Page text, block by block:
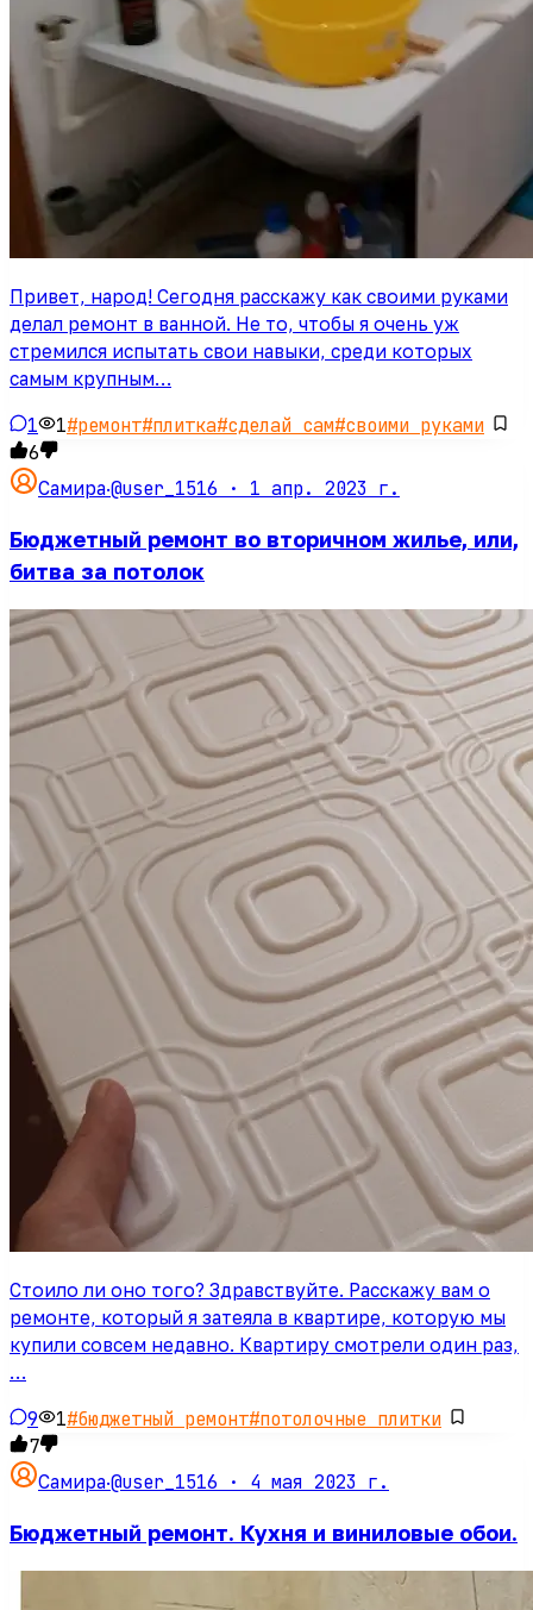
Привет, народ! Сегодня расскажу как своими руками
делал ремонт в ванной. Не то, чтобы я очень уж
стремился испытать свои навыки, среди которых
самым крупным…
1 1#ремонт#плитка#сделай сам#своими руками
6
Самира·@user_1516 · 1 апр. 2023 г.
Бюджетный ремонт во вторичном жилье, или,
битва за потолок
Стоило ли оно того? Здравствуйте. Расскажу вам о
ремонте, который я затеяла в квартире, которую мы
купили совсем недавно. Квартиру смотрели один раз,
…
9 1#бюджетный ремонт#потолочные плитки
7
Самира·@user_1516 · 4 мая 2023 г.
Бюджетный ремонт. Кухня и виниловые обои.